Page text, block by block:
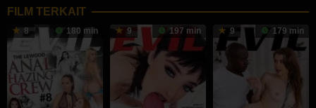
FILM TERKAIT
8 180 min 9 197 min 9 179 min